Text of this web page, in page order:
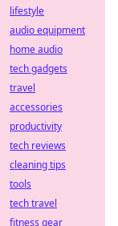
lifestyle
audio equipment
home audio
tech gadgets
travel
accessories
productivity
tech reviews
cleaning tips
tools
tech travel
fitness gear